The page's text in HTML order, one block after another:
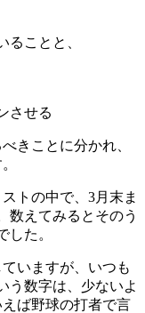
ることと、
させる
きことに分かれ、
トの中で、3月末ま
数えてみるとそのう
した。
いますが、いつも
う数字は、少ないよ
ば野球の打者で言